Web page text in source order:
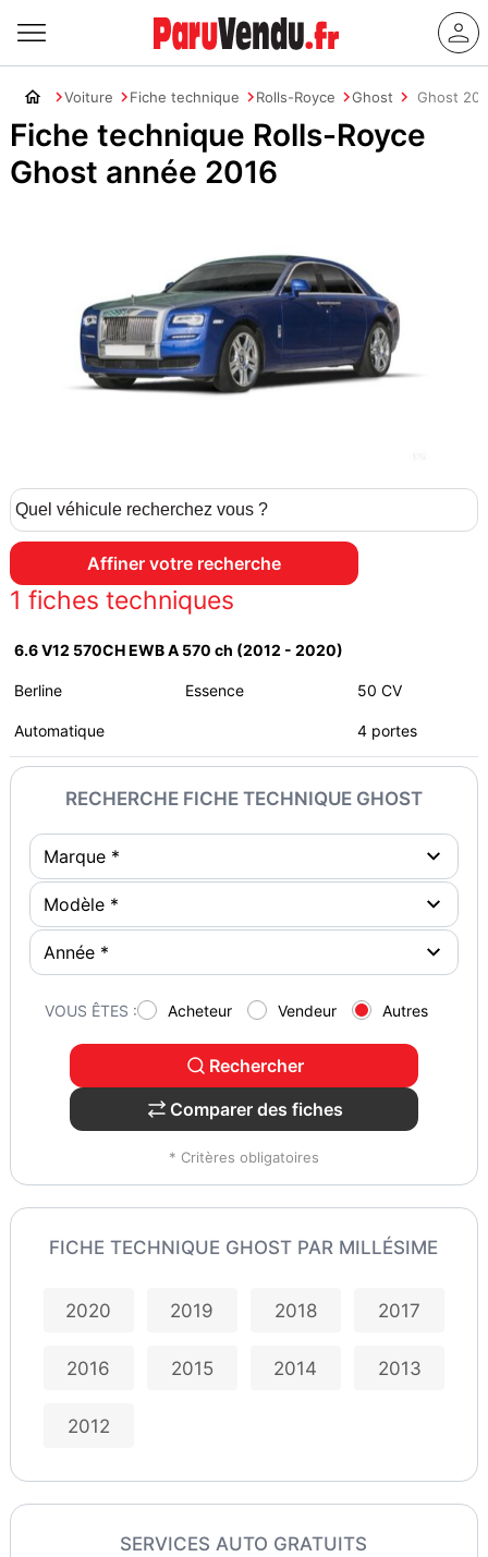
Voiture Fiche technique Rolls-Royce Ghost Ghost
Fiche technique Rolls-Royce
Ghost année 2016
1 fiches techniques
6.6 V12 570CH EWB A 570 ch (2012 - 2020)
Berline Essence 50 CV
Automatique 4 portes
RECHERCHE FICHE TECHNIQUE GHOST
VOUS ÊTES : Acheteur Vendeur Autres
Rechercher
Comparer des fiches
* Critères obligatoires
FICHE TECHNIQUE GHOST PAR MILLÉSIME
2020 2019 2018 2017
2016 2015 2014 2013
2012
SERVICES AUTO GRATUITS